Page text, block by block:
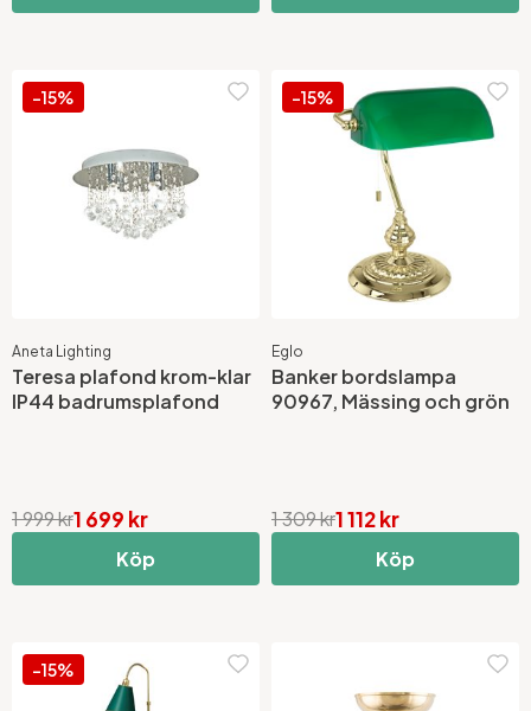
-15%
Aneta Lighting
Teresa plafond krom-klar
IP44 badrumsplafond
1 699 kr
1 999 kr
Köp
-15%
Eglo
Banker bordslampa
90967, Mässing och grön
1 112 kr
1 309 kr
Köp
-15%